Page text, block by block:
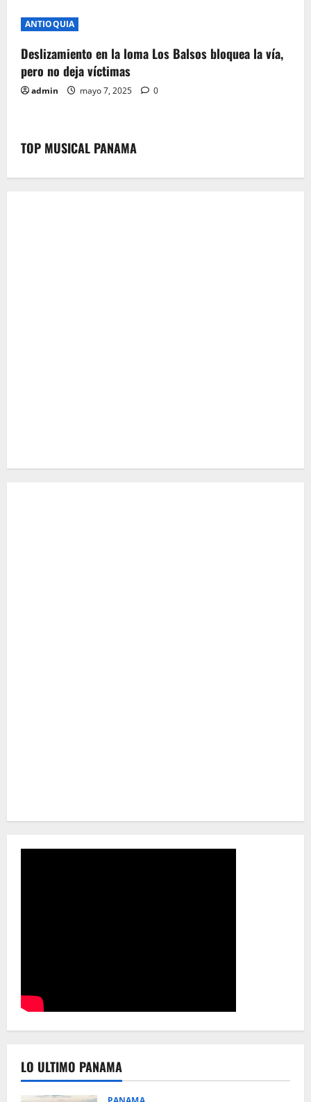
ANTIOQUIA
Deslizamiento en la loma Los Balsos bloquea la vía,
pero no deja víctimas
admin mayo 7, 2025 0
TOP MUSICAL PANAMA
LO ULTIMO PANAMA